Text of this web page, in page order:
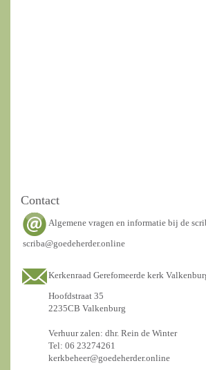
Contact
Algemene vragen en informatie bij de
scriba@goedeherder.online
Kerkenraad Gerefomeerde kerk
Hoofdstraat 35
2235CB Valkenburg
Verhuur zalen: dhr. Rein de Winter
Tel: 06 23274261
kerkbeheer@goedeherder.online